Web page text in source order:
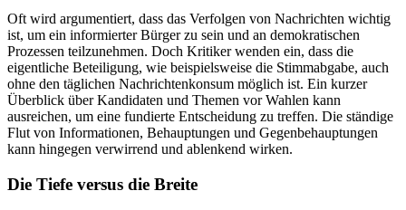
Oft wird argumentiert, dass das Verfolgen von Nachrichten wichtig
ist, um ein informierter Bürger zu sein und an demokratischen
Prozessen teilzunehmen. Doch Kritiker wenden ein, dass die
eigentliche Beteiligung, wie beispielsweise die Stimmabgabe, auch
ohne den täglichen Nachrichtenkonsum möglich ist. Ein kurzer
Überblick über Kandidaten und Themen vor Wahlen kann
ausreichen, um eine fundierte Entscheidung zu treffen. Die ständige
Flut von Informationen, Behauptungen und Gegenbehauptungen
kann hingegen verwirrend und ablenkend wirken.
Die Tiefe versus die Breite